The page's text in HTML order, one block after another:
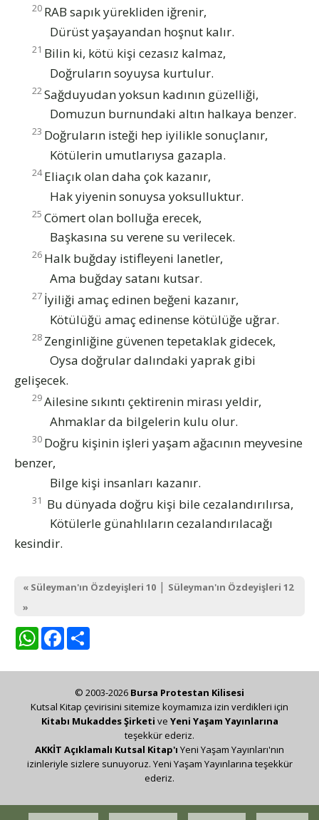
20 RAB sapık yürekliden iğrenir,
Dürüst yaşayandan hoşnut kalır.
21 Bilin ki, kötü kişi cezasız kalmaz,
Doğruların soyuysa kurtulur.
22Sağduyudan yoksun kadının güzelliği,
Domuzun burnundaki altın halkaya benzer.
23 Doğruların isteği hep iyilikle sonuçlanır,
Kötülerin umutlarıysa gazapla.
24 Eliaçık olan daha çok kazanır,
Hak yiyenin sonuysa yoksulluktur.
25 Cömert olan bolluğa erecek,
Başkasına su verene su verilecek.
26 Halk buğday istifleyeni lanetler,
Ama buğday satanı kutsar.
27 İyiliği amaç edinen beğeni kazanır,
Kötülüğü amaç edinense kötülüğe uğrar.
28 Zenginliğine güvenen tepetaklak gidecek,
Oysa doğrular dalındaki yaprak gibi
gelişecek.
29Ailesine sıkıntı çektirenin mirası yeldir,
Ahmaklar da bilgelerin kulu olur.
30 Doğru kişinin işleri yaşam ağacının meyvesine
benzer,
Bilge kişi insanları kazanır.
31 Bu dünyada doğru kişi bile cezalandırılırsa,
Kötülerle günahlıların cezalandırılacağı
kesindir.
« Süleyman'ın Özdeyişleri 10 | Süleyman'ın Özdeyişleri 12
»
WhatsAppFacebook
© 2003-2026 Bursa Protestan Kilisesi
Kutsal Kitap çevirisini sitemize koymamıza izin verdikleri için
Kitabı Mukaddes Şirketi ve Yeni Yaşam Yayınlarına
teşekkür ederiz.
AKKİT Açıklamalı Kutsal Kitap'ı Yeni Yaşam Yayınları'nın
izinleriyle sizlere sunuyoruz. Yeni Yaşam Yayınlarına teşekkür
ederiz.